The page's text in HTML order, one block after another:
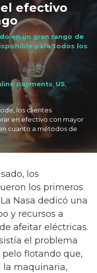
efectivo
en un gran rango de
para todos los
payments US
los clientes
en efectivo con mayor
cuanto a métodos de
los
los primeros
Nasa dedicó una
y recursos a
afeitar eléctricas.
el problema
flotando que,
la maquinaria,